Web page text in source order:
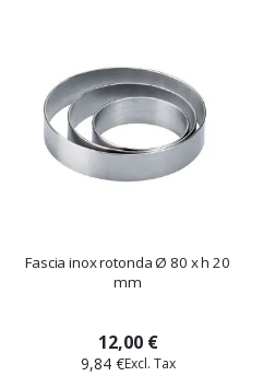
Fascia inox rotonda Ø 80 x h 20
mm
12,00 €
9,84 €